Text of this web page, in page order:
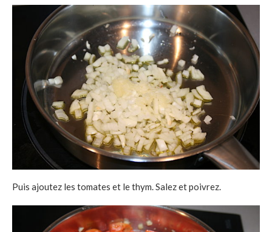
Puis ajoutez les tomates et le thym. Salez et poivrez.